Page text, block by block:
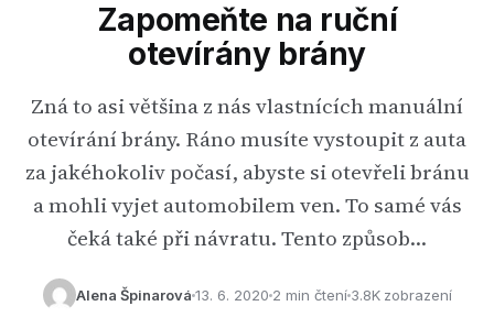
Zapomeňte na ruční
otevírány brány
Zná to asi většina z nás vlastnících manuální
otevírání brány. Ráno musíte vystoupit z auta
za jakéhokoliv počasí, abyste si otevřeli bránu
a mohli vyjet automobilem ven. To samé vás
čeká také při návratu. Tento způsob…
Alena Špinarová 13. 6. 2020 2 min čtení3.8K zobrazení